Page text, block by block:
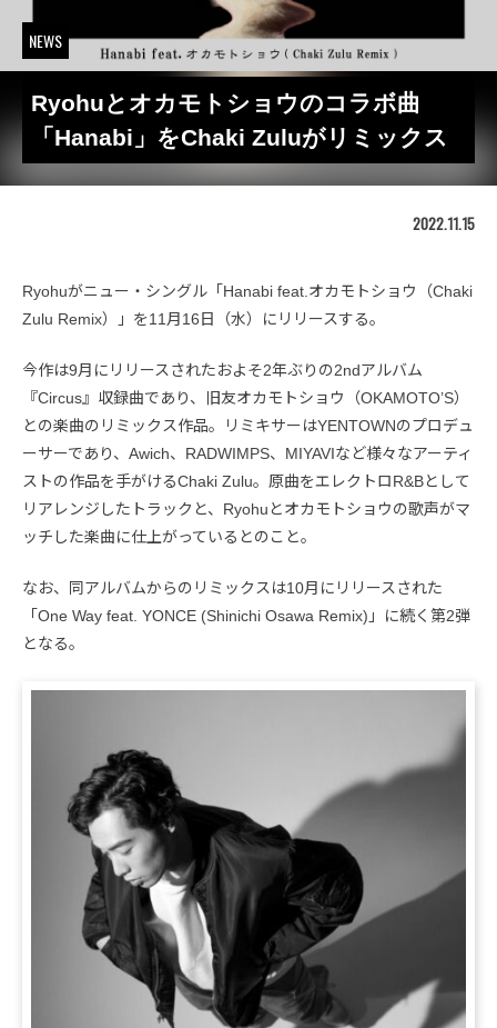
NEWS
Ryohuとオカモトショウのコラボ曲
「Hanabi」をChaki Zuluがリミックス
2022.11.15
Ryohuがニュー・シングル「Hanabi feat.オカモトショウ（Chaki
Zulu Remix）」を11月16日（水）にリリースする。
今作は9月にリリースされたおよそ2年ぶりの2ndアルバム
『Circus』収録曲であり、旧友オカモトショウ（OKAMOTO’S）
との楽曲のリミックス作品。リミキサーはYENTOWNのプロデュ
ーサーであり、Awich、RADWIMPS、MIYAVIなど様々なアーティ
ストの作品を手がけるChaki Zulu。原曲をエレクトロR&Bとして
リアレンジしたトラックと、Ryohuとオカモトショウの歌声がマ
ッチした楽曲に仕上がっているとのこと。
なお、同アルバムからのリミックスは10月にリリースされた
「One Way feat. YONCE (Shinichi Osawa Remix)」に続く第2弾
となる。